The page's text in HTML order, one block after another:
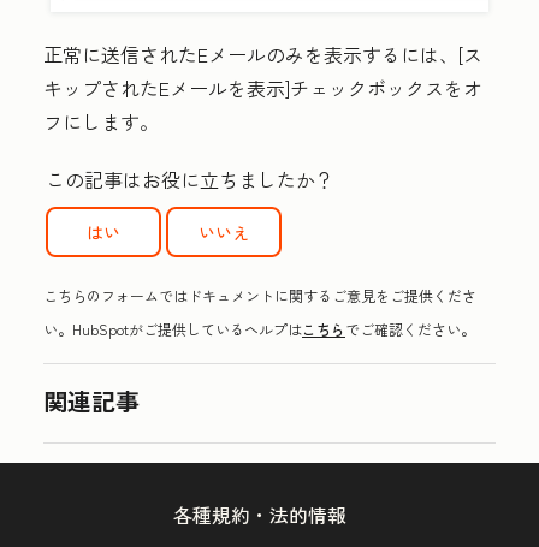
正常に送信されたEメールのみを表示するには、[ス
キップされたEメールを表示]チェックボックスをオ
フにします。
この記事はお役に立ちましたか？
はい いいえ
こちらのフォームではドキュメントに関するご意見をご提供くださ
い。HubSpotがご提供しているヘルプはこちらでご確認ください。
関連記事
各種規約・法的情報